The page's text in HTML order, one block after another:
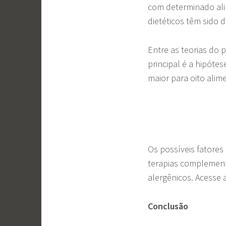
com determinado
dietéticos têm sido
Entre as teorias do
principal é a
maior para oito
Os possíveis
terapias
alergênicos.
Conclusão